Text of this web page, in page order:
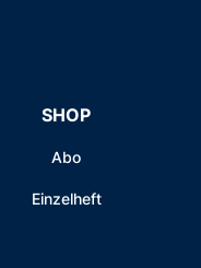
SHOP
Abo
Einzelheft